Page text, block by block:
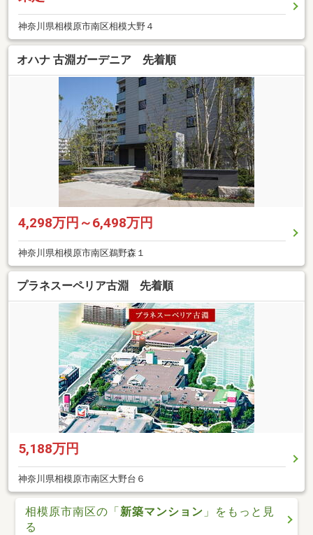
神奈川県相模原市南区相模大野４
オハナ 古淵ガーデニア 先着順
4,298万円～6,498万円
神奈川県相模原市南区鵜野森１
プラネスーペリア古淵 先着順
5,188万円
神奈川県相模原市南区大野台６
相模原市南区の「新築マンション 」をもっと見
る